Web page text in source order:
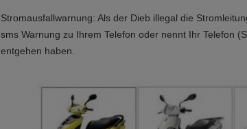
Stromausfallwarnung: Als der Dieb illegal die
sms Warnung zu Ihrem Telefon oder nennt Ihr Telefon
entgehen haben.